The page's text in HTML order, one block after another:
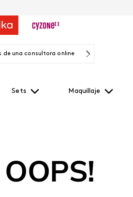
de una consultora online
Sets Maquillaje
OOPS!